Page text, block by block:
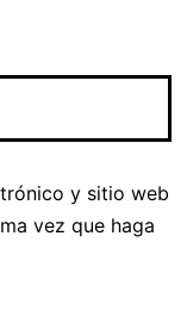
y sitio web
vez que haga